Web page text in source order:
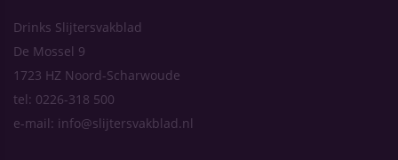
Drinks Slijtersvakblad
De Mossel 9
1723 HZ Noord-Scharwoude
tel: 0226-318 500
e-mail: info@slijtersvakblad.nl